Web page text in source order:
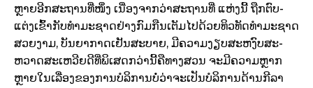
ຫຼາຍ​ອີກສະ­ຖານ­ທີ່​ໜຶ່ງ ເນື່ອງ​ຈາ​ກວ່າ​ສະ­ຖານ­ທີ່ ແຫ່ງ​ນີ້ ຖືກ​ຕົບ­
ແຕ່ງ​ເຂົ້າ​ກັບ​ທຳ​ມະ​ຊາດຢ່າງ​ກົມ​ກືນ​ເຕັມ​ໄປ​ດ້ວຍ​ທິວ​ທັດ​ທຳ​ມະຊາດ​
ສວຍ​ງາມ, ບັນ­ຍາ­ກາດ​ເຢັນ​ສະບາຍ, ມີ​ຄວາມ​ງຽບ​ສະ­ຫງົບ​ສະ­
ຫວາດສະ­ເຫວີຍ​ດີ​ທີ່​ພິ­ເສດ​ກວ່າ​ນີ້​ຄື​ທາງ​ສວນ ຈະ​ມີ​ຄວາມ​ຫຼາກ​
ຫຼາຍ​ໃນ​ເລື່ອງ​ຂອງການ​ບໍ­ລິ­ການ​ບໍ່​ວ່າ​ຈະ​ເປັນ​ບໍ­ລິ­ການ​ດ້ານກີ­ລາ​